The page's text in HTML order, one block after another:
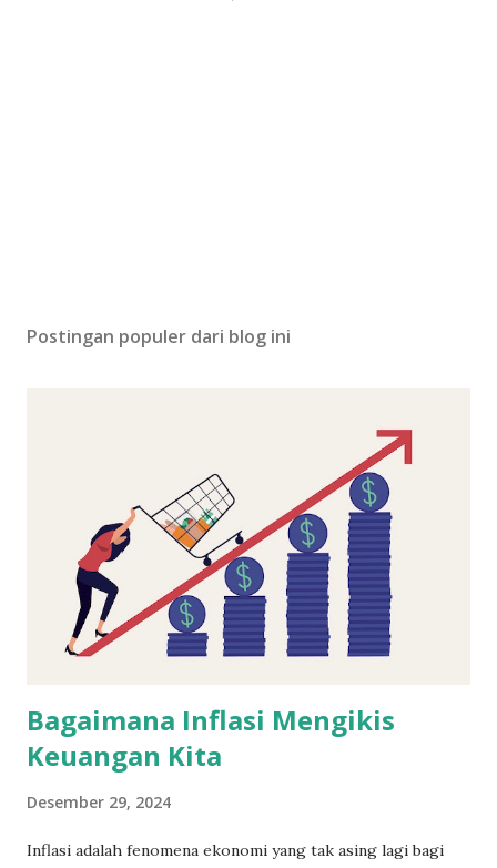
Postingan populer dari blog ini
Bagaimana Inflasi Mengikis
Keuangan Kita
Desember 29, 2024
Inflasi adalah fenomena ekonomi yang tak asing lagi bagi